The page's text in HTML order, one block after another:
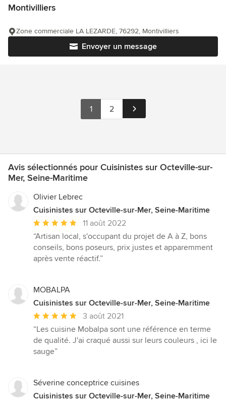
Montivilliers
Envoyer un message
Zone commerciale LA LEZARDE, 76292, Montivilliers
1 2
Avis sélectionnés pour Cuisinistes sur Octeville-sur-
Mer, Seine-Maritime
Olivier Lebrec
Cuisinistes sur Octeville-sur-Mer, Seine-Maritime
Note
moyenne
:
5
5
11 août 2022
“Artisan local, s'occupant du projet de A à Z, bons
conseils, bons poseurs, prix justes et apparemment
après vente réactif.”
MOBALPA
Cuisinistes sur Octeville-sur-Mer, Seine-Maritime
Note
moyenne
:
5
5
3 août 2021
“Les cuisine Mobalpa sont une référence en terme
de qualité. J'ai craqué aussi sur leurs couleurs , ici le
sauge”
Séverine conceptrice cuisines
Cuisinistes sur Octeville-sur-Mer, Seine-Maritime